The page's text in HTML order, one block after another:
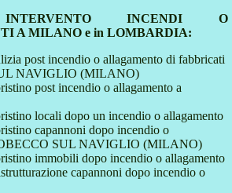
INCENDI O
A MILANO e in LOMBARDIA:
post incendio o allagamento di fabbricati
NAVIGLIO (MILANO)
post incendio o allagamento a
locali dopo un incendio o allagamento
capannoni dopo incendio o
SUL NAVIGLIO (MILANO)
immobili dopo incendio o allagamento
capannoni dopo incendio o